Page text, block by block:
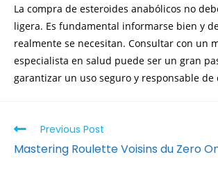
La compra de esteroides anabólicos no
ligera. Es fundamental informarse bien y
realmente se necesitan. Consultar con un
especialista en salud puede ser un gran
garantizar un uso seguro y responsable de
Previous Post
Mastering Roulette Voisins du Zero